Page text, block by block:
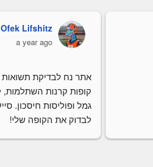
Ofek Lifshitz
a year ago
לבדוק את הקופה שלי!